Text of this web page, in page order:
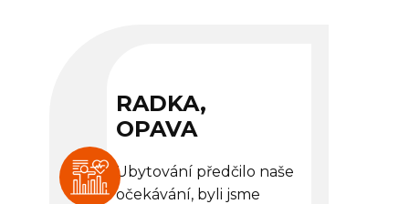
RADKA,
OPAVA
Ubytování předčilo naše
očekávání, byli jsme